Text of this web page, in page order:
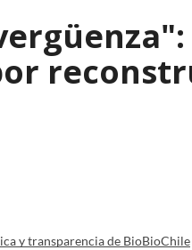
y transparencia de BioBioChile